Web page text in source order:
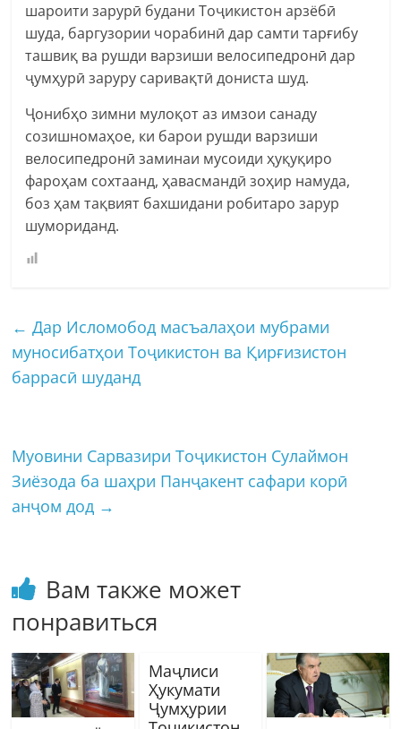
шароити зарурӣ будани Тоҷикистон арзёбӣ
шуда, баргузории чорабинӣ дар самти тарғибу
ташвиқ ва рушди варзиши велосипедронӣ дар
ҷумҳурӣ заруру саривақтӣ дониста шуд.
Ҷонибҳо зимни мулоқот аз имзои санаду
созишномаҳое, ки барои рушди варзиши
велосипедронӣ заминаи мусоиди ҳуқуқиро
фароҳам сохтаанд, ҳавасмандӣ зоҳир намуда,
боз ҳам тақвият бахшидани робитаро зарур
шумориданд.
← Дар Исломобод масъалаҳои мубрами
муносибатҳои Тоҷикистон ва Қирғизистон
баррасӣ шуданд
Муовини Сарвазири Тоҷикистон Сулаймон
Зиёзода ба шаҳри Панҷакент сафари корӣ
анҷом дод →
Вам также может
понравиться
Маҷлиси
Ҳукумати
Ҷумҳурии